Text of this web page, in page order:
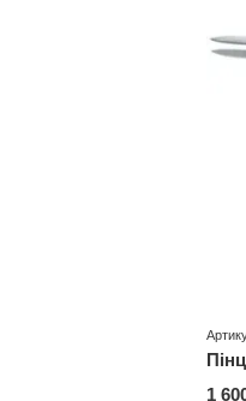
1